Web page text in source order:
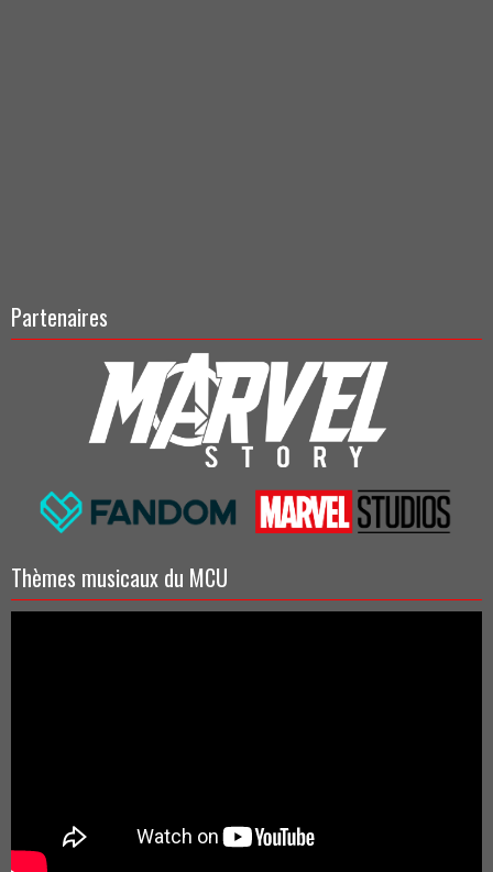
Partenaires
Thèmes musicaux du MCU